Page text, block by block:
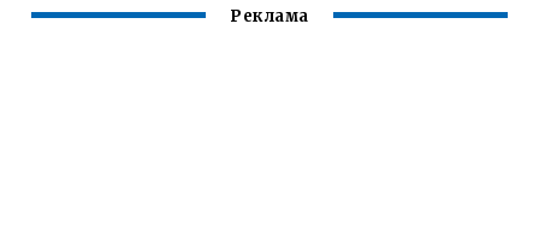
ВЫДАЧЕЙ
Реклама